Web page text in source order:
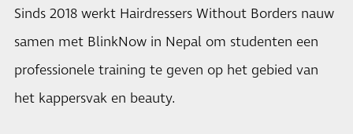
Sinds 2018 werkt Hairdressers Without Borders nauw
samen met BlinkNow in Nepal om studenten een
professionele training te geven op het gebied van
het kappersvak en beauty.